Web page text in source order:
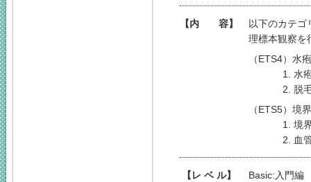
【内 容】
以下のカテゴ
理標本観察を
（ETS4）水
1. 水
2.
（ETS5）境
1. 境
2.
【レ ベ ル】 Basic:入門編